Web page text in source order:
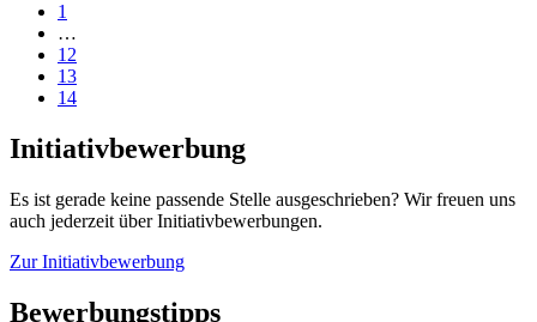
1
…
12
13
14
Initiativbewerbung
Es ist gerade keine passende Stelle ausgeschrieben? Wir freuen uns
auch jederzeit über Initiativbewerbungen.
Zur Initiativbewerbung
Bewerbungstipps